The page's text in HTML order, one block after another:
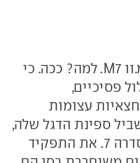
אין, לא הייתה, ולא תהיה, ב.מ.וו M7. למה? ככה. כי
פסיכיים,
עצומות
ספינת הדגל שלה,
הלימוזינה האריסטוקרטית סדרה 7. את התפקיד